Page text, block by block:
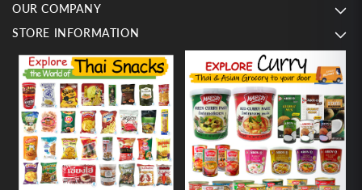
OUR COMPANY
STORE INFORMATION